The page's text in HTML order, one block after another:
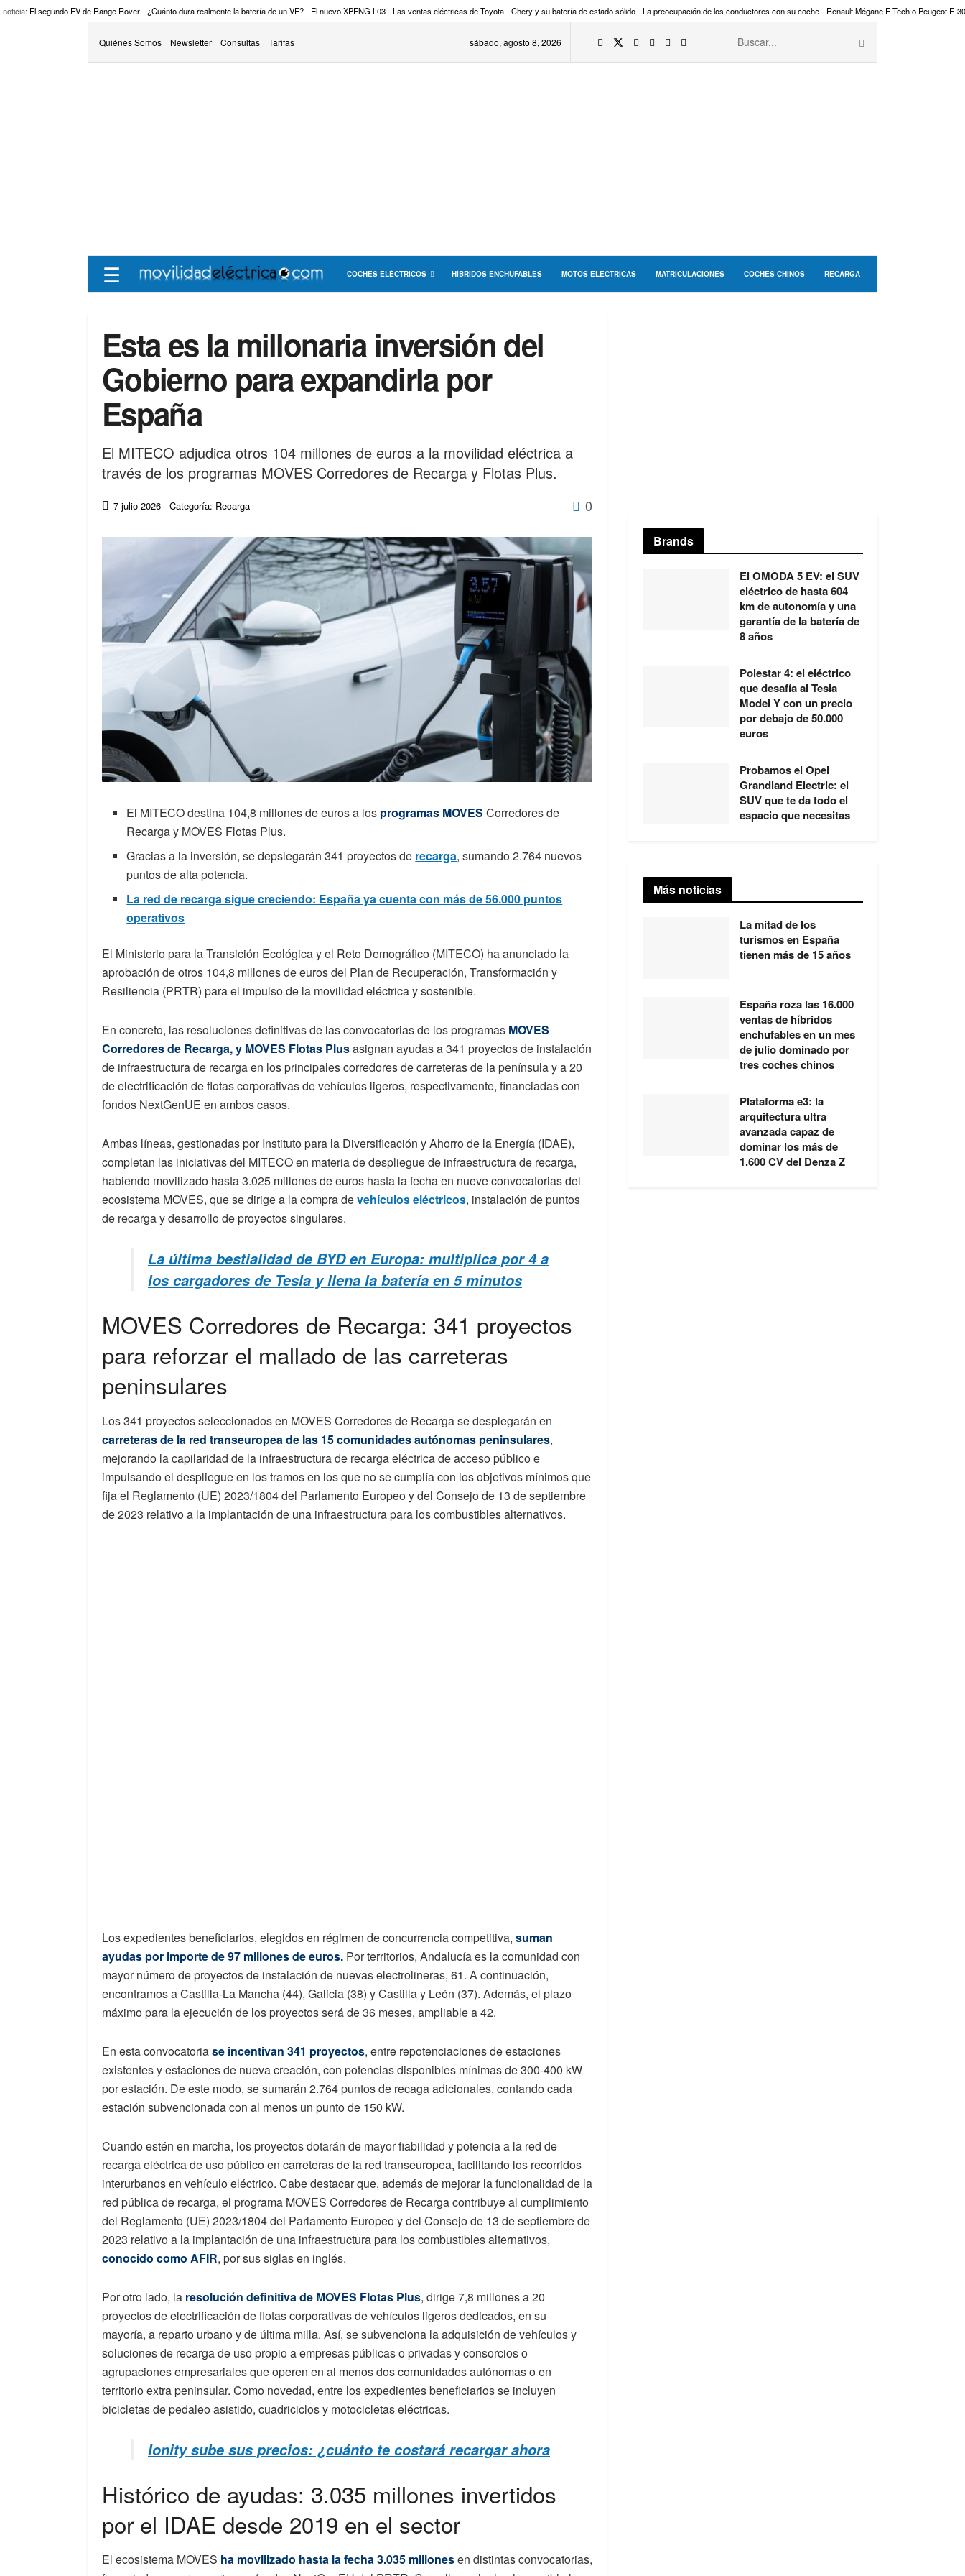
noticia: El segundo EV de Range Rover ¿Cuánto dura realmente la batería de un VE? El nuevo XPENG L03 Las ventas eléctricas de Toyota Chery y su batería de estado sólido La preocupación de los conductores con su coche Renault Mégane E-Tech o Peugeot E-
Quiénes Somos Newsletter Consultas Tarifas sábado, agosto 8, 2026
☰ COCHES ELÉCTRICOS HÍBRIDOS ENCHUFABLES MOTOS ELÉCTRICAS MATRICULACIONES COCHES CHINOS RECARGA
Esta es la millonaria inversión del
Gobierno para expandirla por
España
El MITECO adjudica otros 104 millones de euros a la movilidad eléctrica a
través de los programas MOVES Corredores de Recarga y Flotas Plus.
7 julio 2026 - Categoría: Recarga 0
El MITECO destina 104,8 millones de euros a los programas MOVES Corredores de
Recarga y MOVES Flotas Plus.
Gracias a la inversión, se depslegarán 341 proyectos de recarga, sumando 2.764 nuevos
puntos de alta potencia.
La red de recarga sigue creciendo: España ya cuenta con más de 56.000 puntos
operativos
El Ministerio para la Transición Ecológica y el Reto Demográfico (MITECO) ha anunciado la
aprobación de otros 104,8 millones de euros del Plan de Recuperación, Transformación y
Resiliencia (PRTR) para el impulso de la movilidad eléctrica y sostenible.
En concreto, las resoluciones definitivas de las convocatorias de los programas MOVES
Corredores de Recarga, y MOVES Flotas Plusasignan ayudas a 341 proyectos de instalación
de infraestructura de recarga en los principales corredores de carreteras de la península y a 20
de electrificación de flotas corporativas de vehículos ligeros, respectivamente, financiadas con
fondos NextGenUE en ambos casos.
Ambas líneas, gestionadas por Instituto para la Diversificación y Ahorro de la Energía (IDAE),
completan las iniciativas del MITECO en materia de despliegue de infraestructura de recarga,
habiendo movilizado hasta 3.025 millones de euros hasta la fecha en nueve convocatorias del
ecosistema MOVES, que se dirige a la compra devehículos eléctricos, instalación de puntos
de recarga y desarrollo de proyectos singulares.
La última bestialidad de BYD en Europa: multiplica por 4 a
los cargadores de Tesla y llena la batería en 5 minutos
MOVES Corredores de Recarga: 341 proyectos
para reforzar el mallado de las carreteras
peninsulares
Los 341 proyectos seleccionados en MOVES Corredores de Recarga se desplegarán en
carreteras de la red transeuropea de las 15 comunidades autónomas peninsulares,
mejorando la capilaridad de la infraestructura de recarga eléctrica de acceso público e
impulsando el despliegue en los tramos en los que no se cumplía con los objetivos mínimos que
fija el Reglamento (UE) 2023/1804 del Parlamento Europeo y del Consejo de 13 de septiembre
de 2023 relativo a la implantación de una infraestructura para los combustibles alternativos.
Los expedientes beneficiarios, elegidos en régimen de concurrencia competitiva, suman
ayudas por importe de 97 millones de euros. Por territorios, Andalucía es la comunidad con
mayor número de proyectos de instalación de nuevas electrolineras, 61. A continuación,
encontramos a Castilla-La Mancha (44), Galicia (38) y Castilla y León (37). Además, el plazo
máximo para la ejecución de los proyectos será de 36 meses, ampliable a 42.
En esta convocatoriase incentivan 341 proyectos, entre repotenciaciones de estaciones
existentes y estaciones de nueva creación, con potencias disponibles mínimas de 300-400 kW
por estación. De este modo, se sumarán 2.764 puntos de recaga adicionales, contando cada
estación subvencionada con al menos un punto de 150 kW.
Cuando estén en marcha, los proyectos dotarán de mayor fiabilidad y potencia a la red de
recarga eléctrica de uso público en carreteras de la red transeuropea, facilitando los recorridos
interurbanos en vehículo eléctrico. Cabe destacar que, además de mejorar la funcionalidad de la
red pública de recarga, el programa MOVES Corredores de Recarga contribuye al cumplimiento
del Reglamento (UE) 2023/1804 del Parlamento Europeo y del Consejo de 13 de septiembre de
2023 relativo a la implantación de una infraestructura para los combustibles alternativos,
conocido como AFIR, por sus siglas en inglés.
Por otro lado, la resolución definitiva de MOVES Flotas Plus, dirige 7,8 millones a 20
proyectos de electrificación de flotas corporativas de vehículos ligeros dedicados, en su
mayoría, a reparto urbano y de última milla. Así, se subvenciona la adquisición de vehículos y
soluciones de recarga de uso propio a empresas públicas o privadas y consorcios o
agrupaciones empresariales que operen en al menos dos comunidades autónomas o en
territorio extra peninsular. Como novedad, entre los expedientes beneficiarios se incluyen
bicicletas de pedaleo asistido, cuadriciclos y motocicletas eléctricas.
Ionity sube sus precios: ¿cuánto te costará recargar ahora
Histórico de ayudas: 3.035 millones invertidos
por el IDAE desde 2019 en el sector
El ecosistema MOVES ha movilizado hasta la fecha 3.035 millonesen distintas convocatorias,
Brands
El OMODA 5 EV: el SUV
eléctrico de hasta 604
km de autonomía y una
garantía de la batería de
8 años
Polestar 4: el eléctrico
que desafía al Tesla
Model Y con un precio
por debajo de 50.000
euros
Probamos el Opel
Grandland Electric: el
SUV que te da todo el
espacio que necesitas
Más noticias
La mitad de los
turismos en España
tienen más de 15 años
España roza las 16.000
ventas de híbridos
enchufables en un mes
de julio dominado por
tres coches chinos
Plataforma e3: la
arquitectura ultra
avanzada capaz de
dominar los más de
1.600 CV del Denza Z